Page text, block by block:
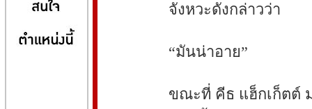
จังหวะดังกล่าวว่า
“มันน่าอาย”
ขณะที่ คีธ แฮ็กเก็ตต์